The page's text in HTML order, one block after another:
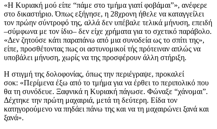
«Η Κυριακή μού είπε “πάμε στο τμήμα γιατί φοβάμαι”», ανέφερε
στο δικαστήριο. Όπως εξήγησε, η 28χρονη ήθελε να καταγγείλει
τον πρώην σύντροφό της, αλλά δεν υπέβαλε τελικά μήνυση, επειδή
–σύμφωνα με τον ίδιο– δεν είχε χρήματα για το σχετικό παράβολο.
«Δεν ζητούσε κάτι παραπάνω από μια συνοδεία ως το σπίτι της»,
είπε, προσθέτοντας πως οι αστυνομικοί τής πρότειναν απλώς να
υποβάλει μήνυση, χωρίς να της προσφέρουν άλλη στήριξη.
Η στιγμή της δολοφονίας, όπως την περιέγραψε, προκαλεί
σοκ: «Περίμενα έξω από το τμήμα για να έρθει το περιπολικό που
θα τη συνόδευε. Ξαφνικά η Κυριακή πάγωσε. Φώναξε “χάνομαι”.
Δέχτηκε την πρώτη μαχαιριά, μετά τη δεύτερη. Είδα τον
κατηγορούμενο να πηδάει πάνω της και να τη μαχαιρώνει ξανά και
ξανά».